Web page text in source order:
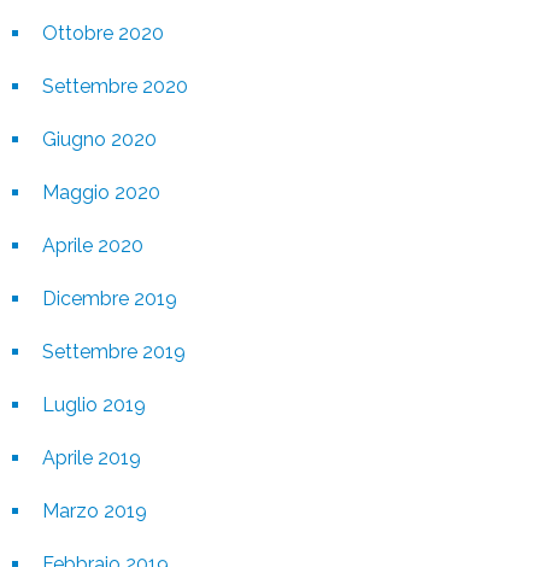
Ottobre 2020
Settembre 2020
Giugno 2020
Maggio 2020
Aprile 2020
Dicembre 2019
Settembre 2019
Luglio 2019
Aprile 2019
Marzo 2019